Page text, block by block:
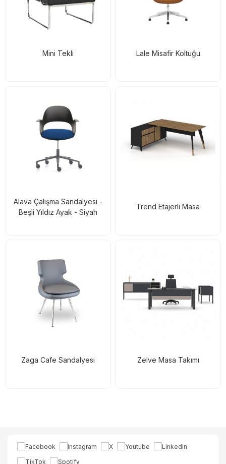
Mini Tekli Lale Misafir Koltuğu
Alava Çalışma Sandalyesi -
Beşli Yıldız Ayak - Siyah
Trend Etajerli Masa
Zaga Cafe Sandalyesi Zelve Masa Takımı